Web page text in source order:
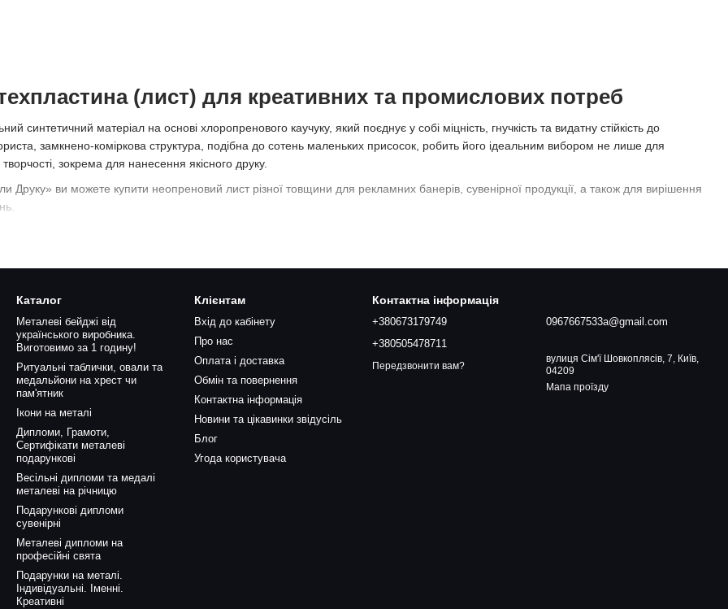
(лист) для креативних та промислових потреб
синтетичний матеріал на основі хлоропренового каучуку, який поєднує у собі міцність, гнучкість та видатну стійкість до
замкнено-коміркова структура, подібна до сотень маленьких присосок, робить його ідеальним вибором не лише для
зокрема для нанесення якісного друку.
Друку» ви можете купити неопреновий лист різної товщини для рекламних банерів, сувенірної продукції, а також для вирішення
Має хороші демпфіруючі властивості та зберігає форму під навантаженням.
діапазон:Зберігає експлуатаційні властивості в межах від -30°C до +130°C.
друку:Рівна та щільна поверхня чудово підходить для нанесення прямого УФ-друку, струменевого друку або аплікацій.
неопрену:
продукція:виготовлення банерів, брелоків, килимків для миші, упаковки, браслетів з логотипами.
пошиток спецодягу, взуття, спортивного інвентарю, аксесуарів.
ущільнювачів, демпферних прокладок, віброізоляційних пластин.
використання як ізоляційного та герметизуючого матеріалу.
65 - 75 одиниць
від -30°C до +130°C
Каталог
Металеві бейджі від
українського виробника.
Виготовимо за 1 годину!
Ритуальні таблички, овали та
медальйони на хрест чи
пам'ятник
Ікони на металі
Дипломи, Грамоти,
Сертифікати металеві
подарункові
Весільні дипломи та медалі
металеві на річницю
Подарункові дипломи
сувенірні
Металеві дипломи на
професійні свята
Подарунки на металі.
Індивідуальні. Іменні.
Креативні
Клієнтам
Вхід до кабінету
Про нас
Оплата і доставка
Обмін та повернення
Контактна інформація
Новини та цікавинки звідусіль
Блог
Угода користувача
Контактна інформація
+380673179749
+380505478711
Передзвонити вам?
0967667533a@gmail.com
вулиця Сім'ї Шовкоплясів, 7, Київ,
04209
Мапа проїзду